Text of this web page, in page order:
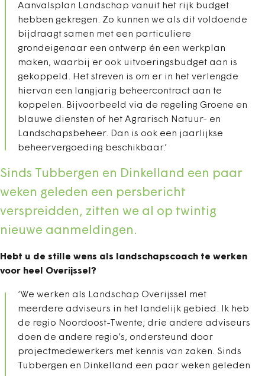
Aanvalsplan Landschap vanuit het rijk budget
hebben gekregen. Zo kunnen we als dit voldoende
bijdraagt samen met een particuliere
grondeigenaar een ontwerp én een werkplan
maken, waarbij er ook uitvoeringsbudget aan is
gekoppeld. Het streven is om er in het verlengde
hiervan een langjarig beheercontract aan te
koppelen. Bijvoorbeeld via de regeling Groene en
blauwe diensten of het Agrarisch Natuur- en
Landschapsbeheer. Dan is ook een jaarlijkse
beheervergoeding beschikbaar.’
Sinds Tubbergen en Dinkelland een paar
weken geleden een persbericht
verspreidden, zitten we al op twintig
nieuwe aanmeldingen.
Hebt u de stille wens als landschapscoach te werken
voor heel Overijssel?
‘We werken als Landschap Overijssel met
meerdere adviseurs in het landelijk gebied. Ik heb
de regio Noordoost-Twente; drie andere adviseurs
doen de andere regio’s, ondersteund door
projectmedewerkers met kennis van zaken. Sinds
Tubbergen en Dinkelland een paar weken geleden